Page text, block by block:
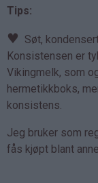
Tips:
♥ Søt,
Konsistensen er
Vikingmelk, som
hermetikkboks,
konsistens.
Jeg bruker som
fås kjøpt blant